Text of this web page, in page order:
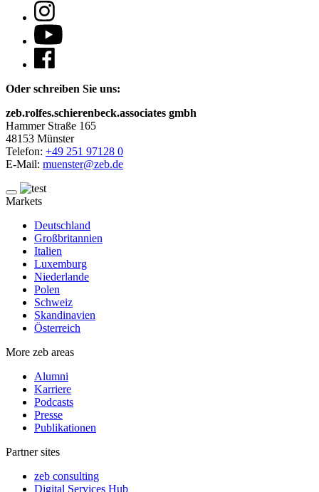
Oder schreiben Sie uns:
zeb.rolfes.schierenbeck.associates gmbh
Hammer Straße 165
48153 Münster
Telefon: +49 251 97128 0
E-Mail: muenster@zeb.de
Markets
Deutschland
Großbritannien
Italien
Luxemburg
Niederlande
Polen
Schweiz
Skandinavien
Österreich
More zeb areas
Alumni
Karriere
Podcasts
Presse
Publikationen
Partner sites
zeb consulting
Digital Services Hub